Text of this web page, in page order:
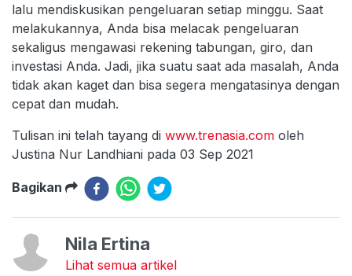
lalu mendiskusikan pengeluaran setiap minggu. Saat
melakukannya, Anda bisa melacak pengeluaran
sekaligus mengawasi rekening tabungan, giro, dan
investasi Anda. Jadi, jika suatu saat ada masalah, Anda
tidak akan kaget dan bisa segera mengatasinya dengan
cepat dan mudah.
Tulisan ini telah tayang di www.trenasia.com oleh
Justina Nur Landhiani pada 03 Sep 2021
Bagikan
Nila Ertina
Lihat semua artikel